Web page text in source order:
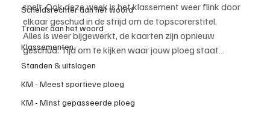
Scheidsrechter aan het woord
Trainer aan het woord
Klassementen
Standen & uitslagen
KM - Meest sportieve ploeg
KM - Minst gepasseerde ploeg
snelt. Ook deze week is het klassement weer flink door
elkaar geschud in de strijd om de topscorerstitel.
Alles is weer bijgewerkt, de kaarten zijn opnieuw
geschud. Tijd om te kijken waar jouw ploeg staat…